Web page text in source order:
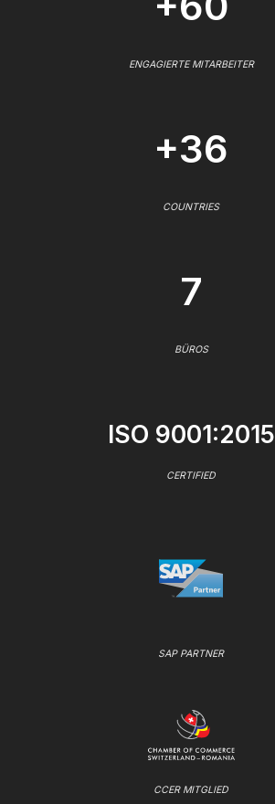
ENGAGIERTE MITARBEITER
+36
COUNTRIES
7
BÜROS
ISO 9001:2015
CERTIFIED
SAP PARTNER
CCER MITGLIED